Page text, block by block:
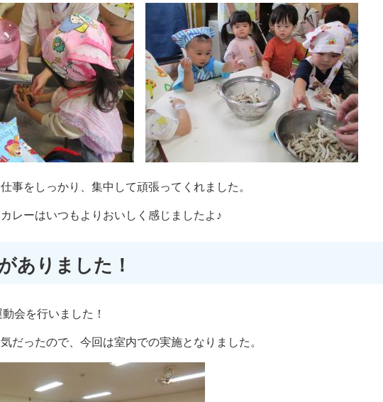
事をしっかり、集中して頑張ってくれました。
レーはいつもよりおいしく感じましたよ♪
ありました！
会を行いました！
だったので、今回は室内での実施となりました。